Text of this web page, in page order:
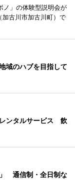
ノ」の体験型説明会が
古川市加古川町）で
域のハブを目指して
ンタルサービス 飲
通信制・全日制な